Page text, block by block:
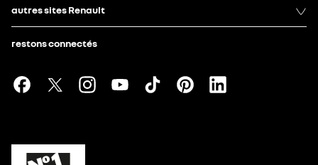
autres sites Renault
restons connectés